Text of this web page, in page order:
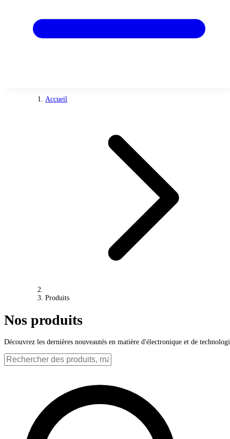
Accueil
Produits
Nos produits
Découvrez les dernières nouveautés en matière d'électronique et de